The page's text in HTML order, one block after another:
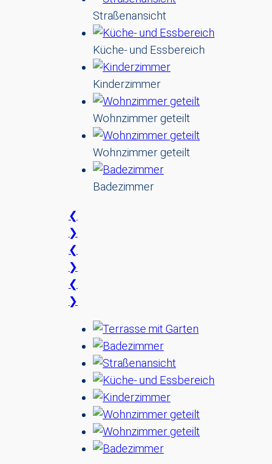
Straßenansicht
Küche- und Essbereich
Kinderzimmer
Wohnzimmer geteilt
Wohnzimmer geteilt
Badezimmer
❮
❯
❮
❯
❮
❯